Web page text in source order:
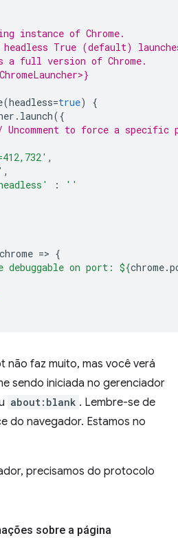
instance of Chrome.
headless True (default)
a full version of Chrome.
(headless=true)
{
. launch({
to force a specific
,
,
:
''
chrome => {
debuggable on port: ${chrome.
não faz muito, mas você verá
sendo iniciada no gerenciador
about:blank . Lembre-se de
do navegador. Estamos no
precisamos do protocolo
sobre a página